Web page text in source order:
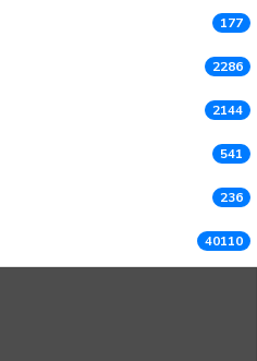
177
2286
2144
541
236
40110